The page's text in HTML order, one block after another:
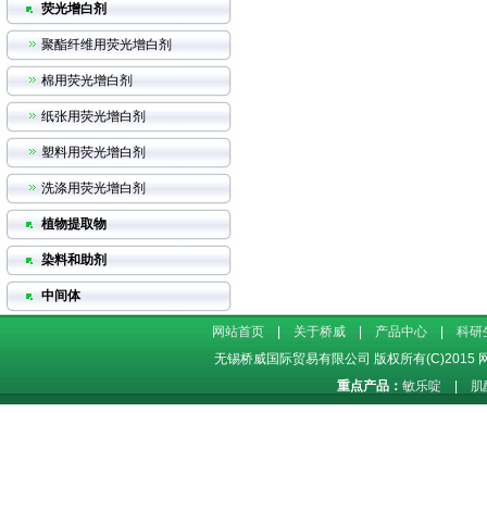
荧光增白剂
聚酯纤维用荧光增白剂
棉用荧光增白剂
纸张用荧光增白剂
塑料用荧光增白剂
洗涤用荧光增白剂
植物提取物
染料和助剂
中间体
网站首页 关于桥威 产品中心
科研
无锡桥威国际贸易有限公司 版权所有(C)2015
重点产品： 敏乐啶 肌